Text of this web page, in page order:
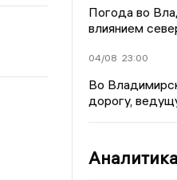
Погода во
влиянием
04/08 23:00
Во
дорогу,
Аналитика